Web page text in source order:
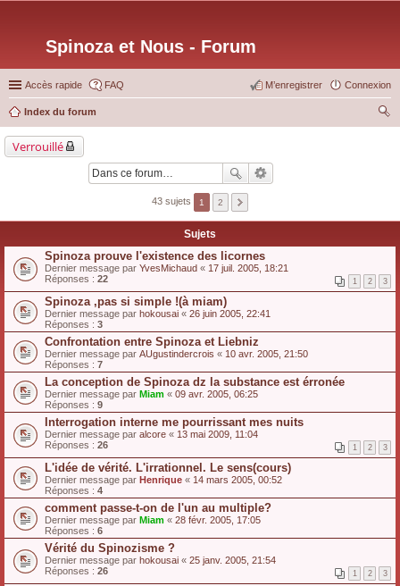
Spinoza et Nous - Forum
Accès rapide FAQ Connexion
M’enregistrer
Index du forum
Verrouillé
43 sujets 1 2
Sujets
Spinoza prouve l'existence des licornes
Dernier message par YvesMichaud « 17 juil. 2005, 18:21
Réponses : 22 1 2 3
Spinoza ,pas si simple !(à miam)
Dernier message par hokousai « 26 juin 2005, 22:41
Réponses : 3
Confrontation entre Spinoza et Liebniz
Dernier message par AUgustindercrois « 10 avr. 2005, 21:50
Réponses : 7
La conception de Spinoza dz la substance est érronée
Dernier message par Miam « 09 avr. 2005, 06:25
Réponses : 9
Interrogation interne me pourrissant mes nuits
Dernier message par alcore « 13 mai 2009, 11:04
Réponses : 26 1 2 3
L'idée de vérité. L'irrationnel. Le sens(cours)
Dernier message par Henrique « 14 mars 2005, 00:52
Réponses : 4
comment passe-t-on de l'un au multiple?
Dernier message par Miam « 28 févr. 2005, 17:05
Réponses : 6
Vérité du Spinozisme ?
Dernier message par hokousai « 25 janv. 2005, 21:54
Réponses : 26 1 2 3